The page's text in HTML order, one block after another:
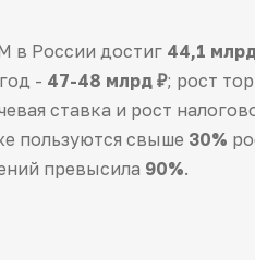
в России достиг 44,1
- 47-48 млрд ₽; рост
ставка и рост
пользуются свыше 30%
превысила 90%.